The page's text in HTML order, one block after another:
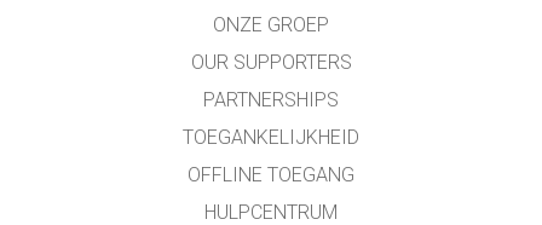
ONZE GROEP
OUR SUPPORTERS
PARTNERSHIPS
TOEGANKELIJKHEID
OFFLINE TOEGANG
HULPCENTRUM